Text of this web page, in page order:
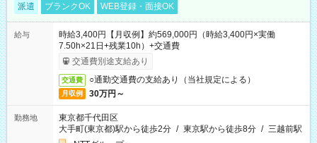
派遣 ブランクOK WEB登録・面接OK
給与
時給3,400円【月収例】約569,000円（時給3,400円×実働
7.50h×21日+残業10h）+交通費
交通費別途支給あり
交通費 ○通勤交通費の支給あり（当社規定による）
月収例 30万円～
勤務地
東京都千代田区
大手町(東京都)駅から徒歩2分 / 東京駅から徒歩8分 / 三越前駅